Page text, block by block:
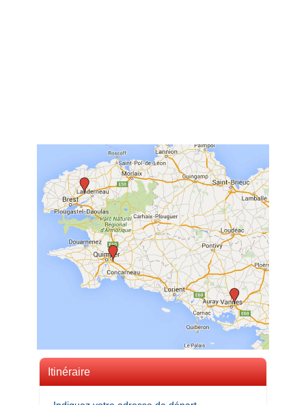
Itinéraire